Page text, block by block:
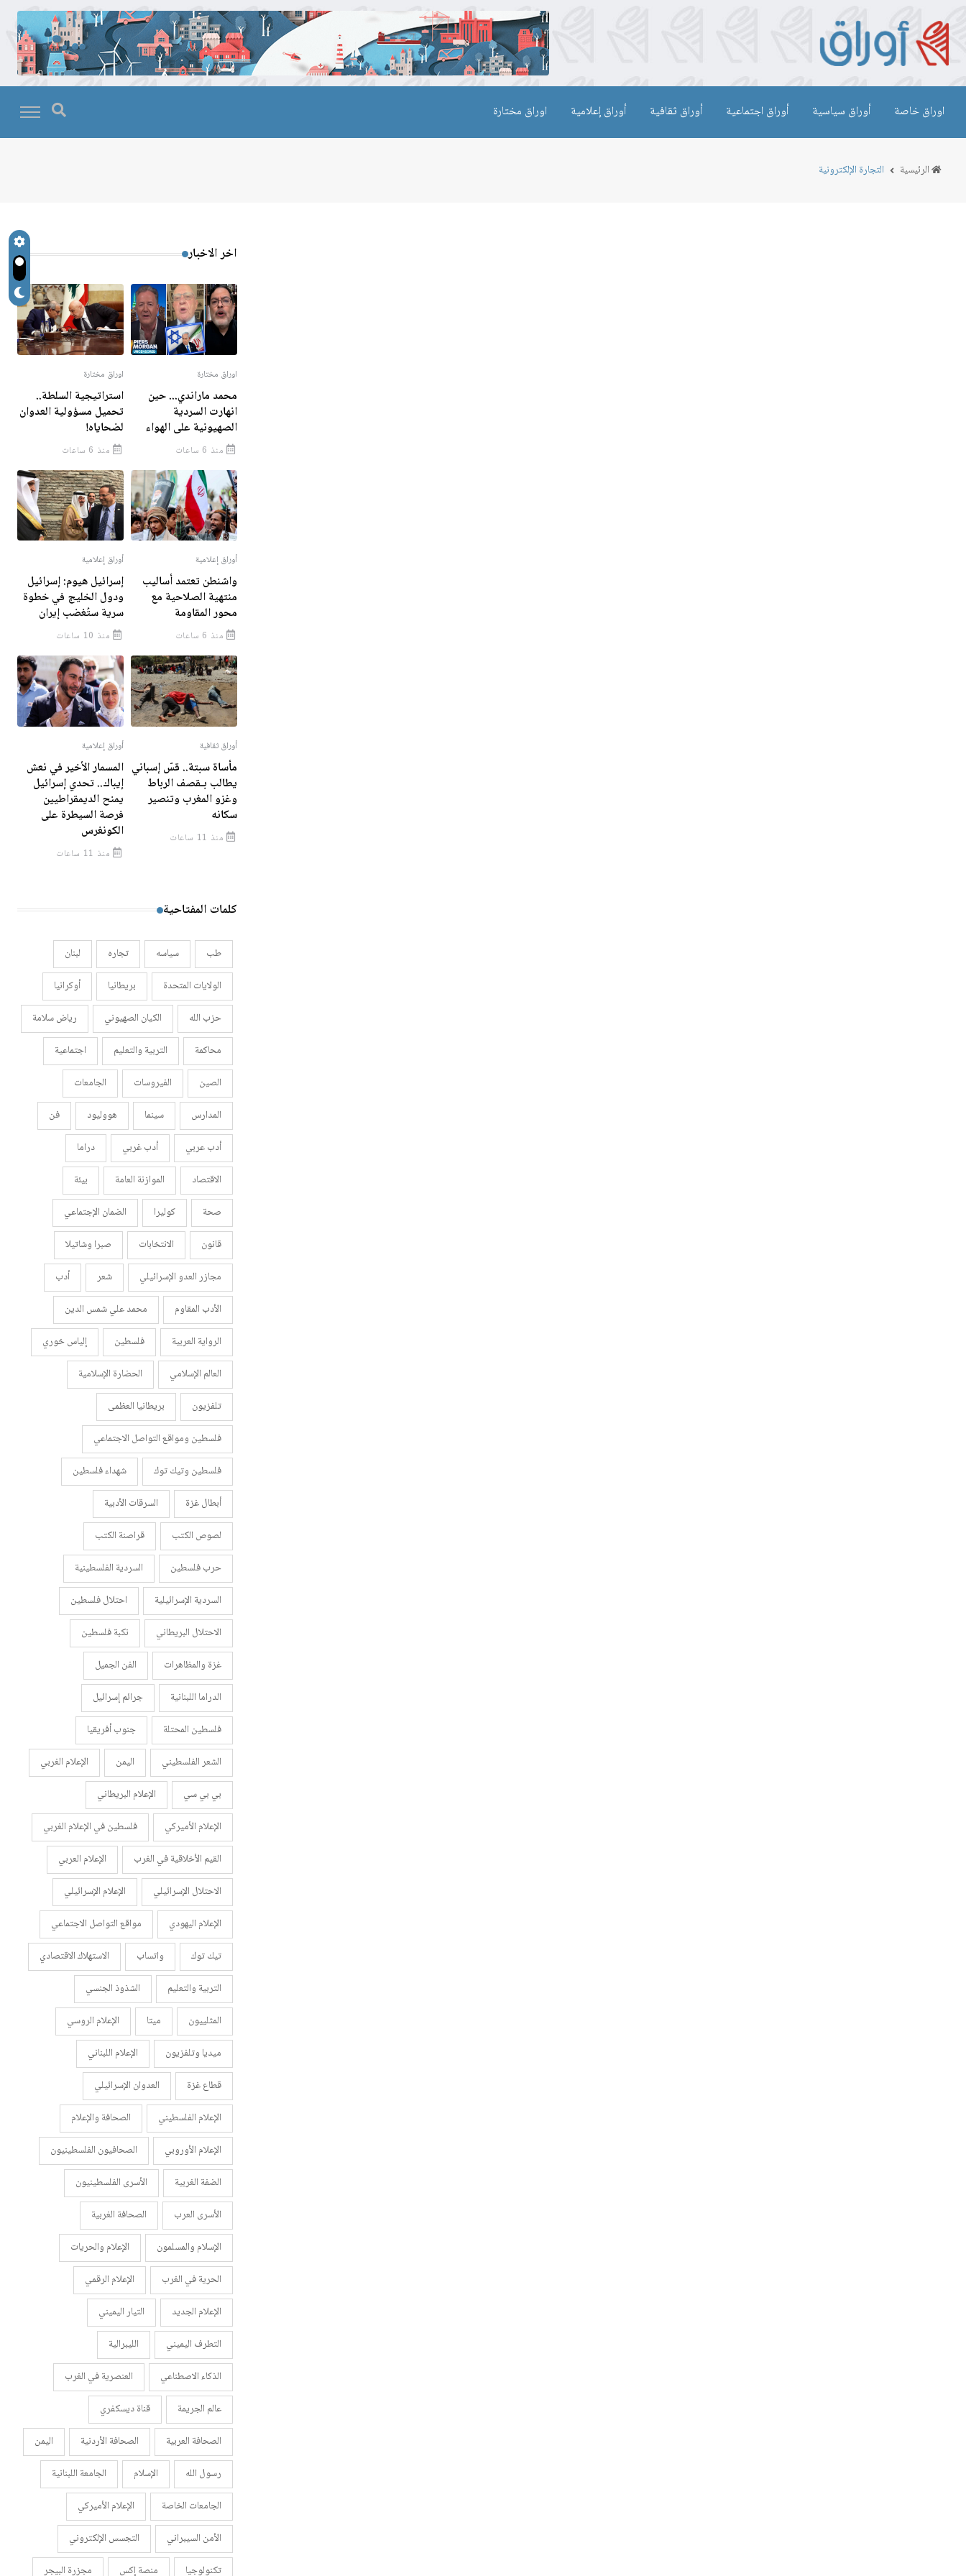
اوراق خاصة أوراق سياسية أوراق اجتماعية أوراق ثقافية أوراق إعلامية اوراق مختارة
الرئيسية التجارة الإلكترونية
اخر الاخبار
اوراق مختارة
محمد ماراندي... حين
انهارت السردية
الصهيونية على الهواء
منذ 6 ساعات
اوراق مختارة
استراتيجية السلطة..
تحميل مسؤولية العدوان
لضحاياه!
منذ 6 ساعات
أوراق إعلامية
واشنطن تعتمد أساليب
منتهية الصلاحية مع
محور المقاومة
منذ 6 ساعات
أوراق إعلامية
إسرائيل هيوم: إسرائيل
ودول الخليج في خطوة
سرية ستُغضب إيران
منذ 10 ساعات
أوراق ثقافية
مأساة سبتة.. قسّ إسباني
يطالب بـقصف الرباط
وغزو المغرب وتنصير
سكانه
منذ 11 ساعات
أوراق إعلامية
المسمار الأخير في نعش
إيباك.. تحدي إسرائيل
يمنح الديمقراطيين
فرصة السيطرة على
الكونغرس
منذ 11 ساعات
كلمات المفتاحية
طب سياسه تجاره
لبنان
الولايات المتحدة
بريطانيا
أوكرانيا
حزب الله
الكيان الصهيوني
رياض سلامة
محاكمة
التربية والتعليم
اجتماعية
الصين
الفيروسات
الجامعات
المدارس
سينما هووليود
فن
أدب عربي
أدب غربي
دراما
الاقتصاد
الموازنة العامة
بيئة
صحة
كوليرا
الضمان الإجتماعي
قانون
الانتخابات
صبرا وشاتيلا
مجازر العدو الإسرائيلي
شعر
أدب
الأدب المقاوم
محمد علي شمس الدين
الرواية العربية
فلسطين
إلياس خوري
العالم الإسلامي
الحضارة الإسلامية
تلفزيون
بريطانيا العظمى
فلسطين ومواقع التواصل الاجتماعي
فلسطين وتيك توك
شهداء فلسطين
أبطال غزة
السرقات الأدبية
لصوص الكتب
قراصنة الكتب
حرب فلسطين
السردية الفلسطينية
السردية الإسرائيلية
احتلال فلسطين
الاحتلال البريطاني
نكبة فلسطين
غزة والمظاهرات
الفن الجميل
الدراما اللبنانية
جرائم إسرائيل
فلسطين المحتلة
جنوب أفريقيا
الشعر الفلسطيني
اليمن
الإعلام الغربي
بي بي سي
الإعلام البريطاني
الإعلام الأميركي
فلسطين في الإعلام الغربي
القيم الأخلاقية في الغرب
الإعلام العربي
الاحتلال الإسرائيلي
الإعلام الإسرائيلي
الإعلام اليهودي
مواقع التواصل الاجتماعي
تيك توك
واتساب
الاستهلاك الاقتصادي
التربية والتعليم
الشذوذ الجنسي
المثلييون
ميتا
الإعلام الروسي
ميديا وتلفزيون
الإعلام اللبناني
قطاع غزة
العدوان الإسرائيلي
الإعلام الفلسطيني
الصحافة والإعلام
الإعلام الأوروبي
الصحافيون الفلسطينيون
الضفة الغربية
الأسرى الفلسطينيون
الأسرى العرب
الصحافة الغربية
الإسلام والمسلمون
الإعلام والحريات
الحرية في الغرب
الإعلام الرقمي
الإعلام الجديد
التيار اليميني
التطرف اليميني
الليبرالية
الذكاء الاصطناعي
العنصرية في الغرب
عالم الجريمة
قناة ديسكفري
الصحافة العربية
الصحافة الأردنية
اليمن
رسول الله
الإسلام
الجامعة اللبنانية
الجامعات الخاصة
الإعلام الأميركي
الأمن السيبراني
التجسس الإلكتروني
تكنولوجيا
منصة إكس مجزرة البيجر